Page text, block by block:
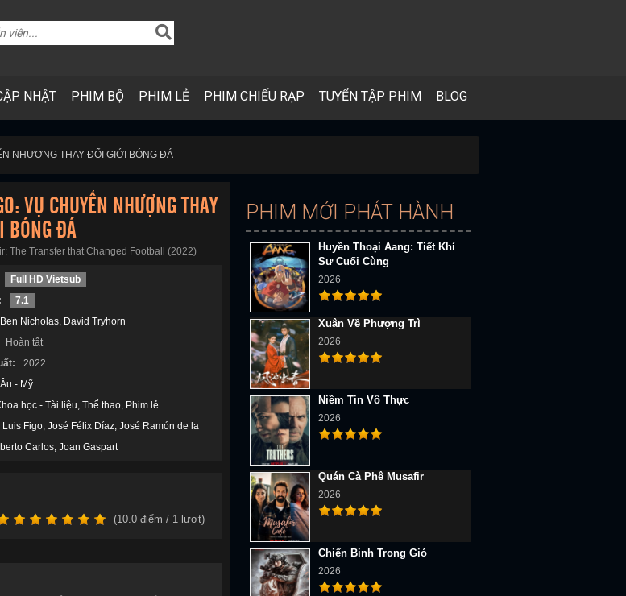
NHẬT PHIM BỘ PHIM LẺ PHIM CHIẾU RẠP TUYỂN TẬP PHIM BLOG
NHƯỢNG THAY ĐỔI GIỚI BÓNG ĐÁ
VỤ CHUYỂN NHƯỢNG THAY
BÓNG ĐÁ
The Transfer that Changed Football (2022)
Full HD Vietsub
7.1
Ben Nicholas
David Tryhorn
Hoàn tất
2022
Âu - Mỹ
học - Tài liệu Thể thao
Phim lẻ
Luis Figo José Félix Díaz José Ramón de la
Carlos Joan Gaspart
(10.0điểm / 1lượt)
PHIM MỚI PHÁT HÀNH
Huyền Thoại Aang: Tiết Khí
Sư Cuối Cùng
2026
Xuân Về Phượng Trì
2026
Niềm Tin Vô Thực
2026
Quán Cà Phê Musafir
2026
Chiến Binh Trong Gió
2026